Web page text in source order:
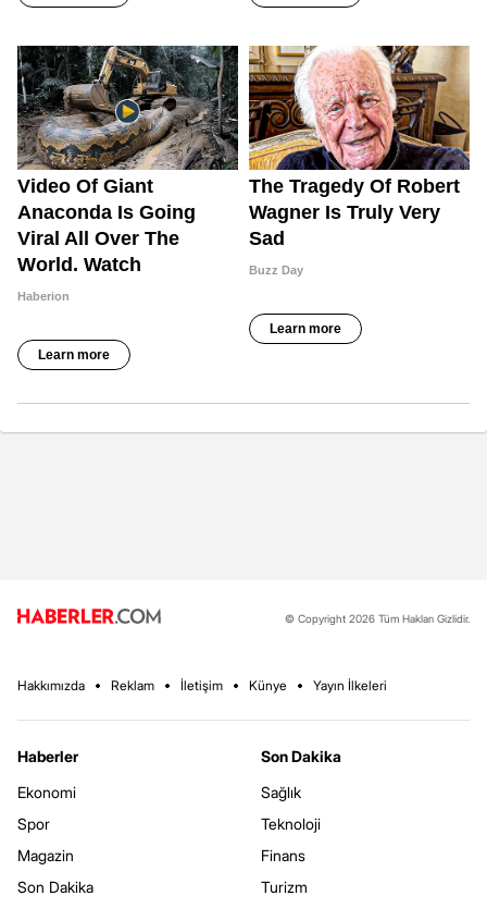
© Copyright 2026 Tüm Hakları Gizlidir.
Hakkımızda Reklam İletişim Künye Yayın İlkeleri
Haberler
Ekonomi
Spor
Magazin
Son Dakika
Son Dakika
Sağlık
Teknoloji
Finans
Turizm